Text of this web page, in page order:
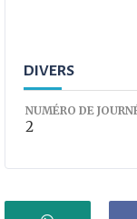
DIVERS
NUMÉRO DE
2